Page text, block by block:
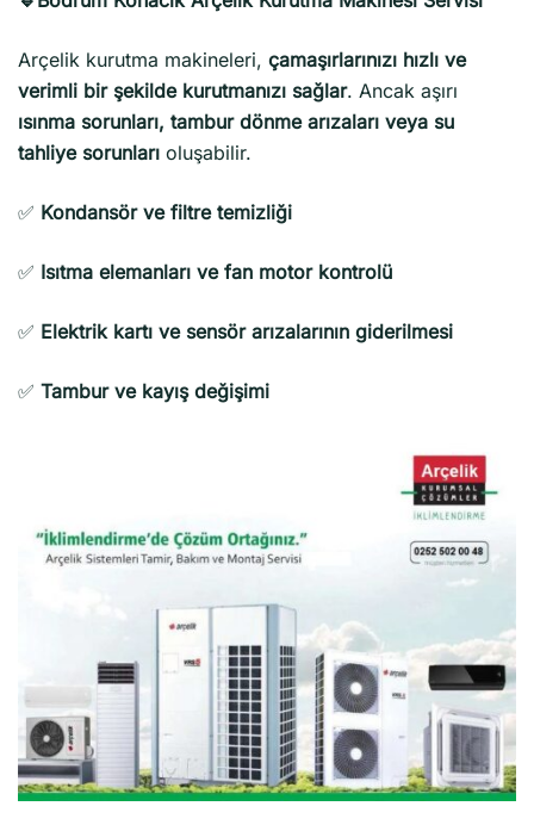
Arçelik kurutma makineleri, çamaşırlarınızı hızlı ve
verimli bir şekilde kurutmanızı sağlar. Ancak aşırı
ısınma sorunları, tambur dönme arızaları veya su
tahliye sorunları oluşabilir.
✅ Kondansör ve filtre temizliği
✅ Isıtma elemanları ve fan motor kontrolü
✅ Elektrik kartı ve sensör arızalarının giderilmesi
✅ Tambur ve kayış değişimi